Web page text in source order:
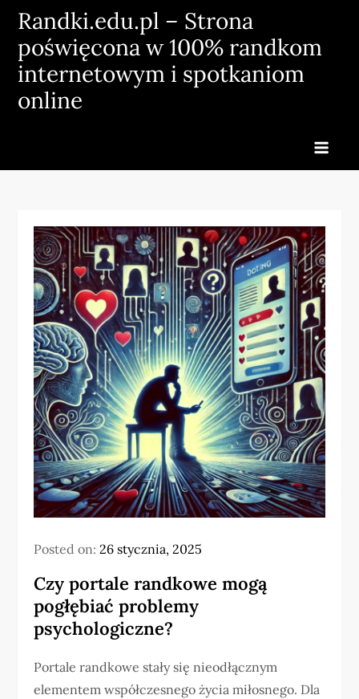
Skip
content
Randki.edu.pl – Strona
poświęcona w 100% randkom
internetowym i spotkaniom
online
Posted on:26 stycznia, 2025
Czy portale randkowe mogą
pogłębiać problemy
psychologiczne?
Portale randkowe stały się nieodłącznym
elementem współczesnego życia miłosnego. Dla